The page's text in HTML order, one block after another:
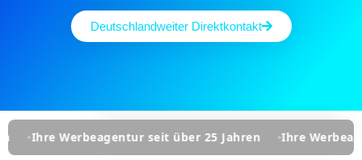
Deutschlandweiter Direktkontakt
seit über 25 Jahren Ihre Werbeagentur